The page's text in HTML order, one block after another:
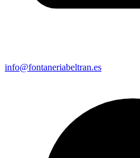
info@fontaneriabeltran.es